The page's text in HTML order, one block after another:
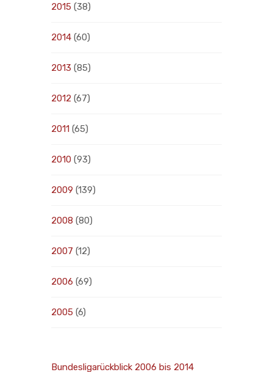
2015 (38)
2014 (60)
2013 (85)
2012 (67)
2011 (65)
2010 (93)
2009 (139)
2008 (80)
2007 (12)
2006 (69)
2005 (6)
Bundesligarückblick 2006 bis 2014